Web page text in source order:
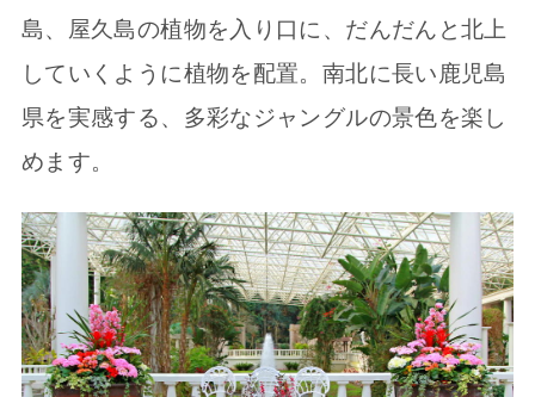
島、屋久島の植物を入り口に、だんだんと北上
していくように植物を配置。南北に長い鹿児島
県を実感する、多彩なジャングルの景色を楽し
めます。